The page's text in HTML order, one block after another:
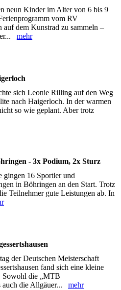
neun Kinder im Alter von 6 bis 9
vom RV
auf dem Kunstrad zu sammeln –
mehr
sich Leonie Rilling auf den Weg
nach Haigerloch. In der warmen
so wie geplant. Aber trotz
- 3x Podium, 2x Sturz
gingen 16 Sportler und
in Böhringen an den Start. Trotz
Teilnehmer gute Leistungen ab. In
der Deutschen Meisterschaft
fand sich eine kleine
Sowohl die „MTB
auch die Allgäuer... mehr